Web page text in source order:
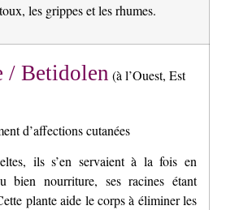
les grippes et les rhumes.
/ Betidolen (à l’Ouest, Est
d’affections cutanées
ils s’en servaient à la fois en
bien nourriture, ses racines étant
plante aide le corps à éliminer les